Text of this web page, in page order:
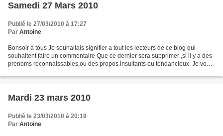
Samedi 27 Mars 2010
Publié le 27/03/2010 à 17:27
Par Antoine
Bonsoir à tous Je souhaitais signifier a tout les lecteurs de ce blog qui
souhaitent faire un commentaire Que ce dernier sera supprimer ,si il y a des
prenoms reconnaissables,ou des propos insultants ou tendancieux. Je vous
Mardi 23 mars 2010
Publié le 23/03/2010 à 20:19
Par Antoine